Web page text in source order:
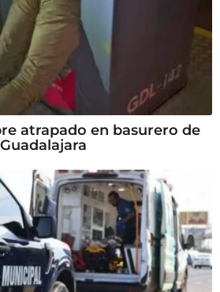
atrapado en basurero de